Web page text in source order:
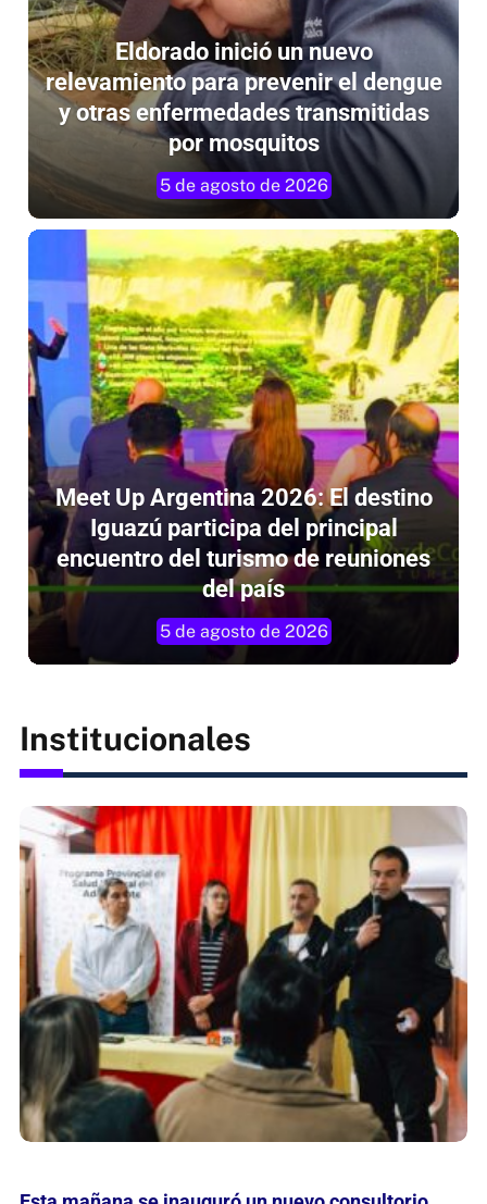
Eldorado inició un nuevo
relevamiento para prevenir el dengue
y otras enfermedades transmitidas
por mosquitos
5 de agosto de 2026
Meet Up Argentina 2026: El destino
Iguazú participa del principal
encuentro del turismo de reuniones
del país
5 de agosto de 2026
Institucionales